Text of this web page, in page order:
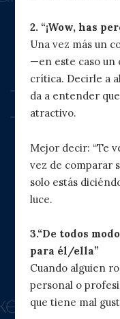
2. “¡Wow, has
Una vez más un
—en este caso un
crítica. Decirle a
da a entender
atractivo.
Mejor decir: “Te
vez de comparar
solo estás
luce.
3.“De todos
para él/ella”
Cuando alguien
personal o
que tiene mal